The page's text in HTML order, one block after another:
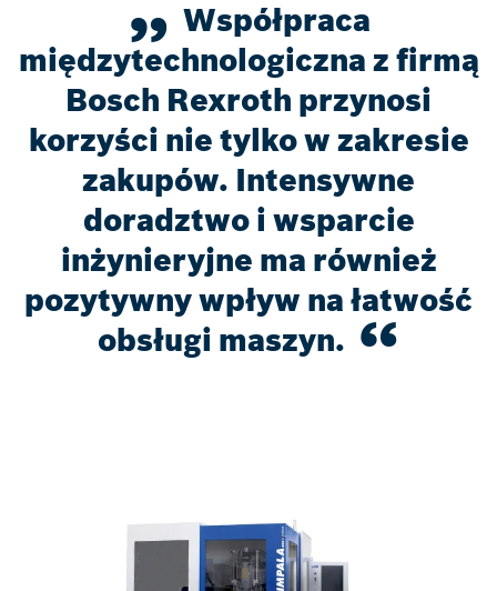
Współpraca
międzytechnologiczna z firmą
Bosch Rexroth przynosi
korzyści nie tylko w zakresie
zakupów. Intensywne
doradztwo i wsparcie
inżynieryjne ma również
pozytywny wpływ na łatwość
obsługi maszyn.